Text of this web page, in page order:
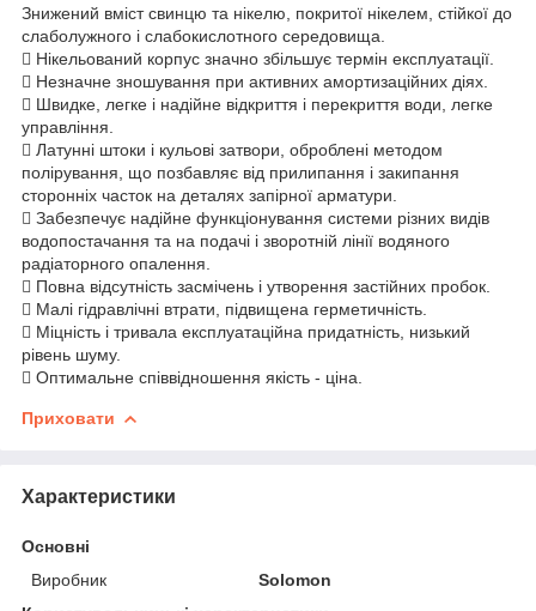
Знижений вміст свинцю та нікелю, покритої нікелем, стійкої до
слаболужного і слабокислотного середовища.
 Нікельований корпус значно збільшує термін експлуатації.
 Незначне зношування при активних амортизаційних діях.
 Швидке, легке і надійне відкриття і перекриття води, легке
управління.
 Латунні штоки і кульові затвори, оброблені методом
полірування, що позбавляє від прилипання і закипання
сторонніх часток на деталях запірної арматури.
 Забезпечує надійне функціонування системи різних видів
водопостачання та на подачі і зворотній лінії водяного
радіаторного опалення.
 Повна відсутність засмічень і утворення застійних пробок.
 Малі гідравлічні втрати, підвищена герметичність.
 Міцність і тривала експлуатаційна придатність, низький
рівень шуму.
 Оптимальне співвідношення якість - ціна.
Приховати
Характеристики
Основні
Виробник
Solomon